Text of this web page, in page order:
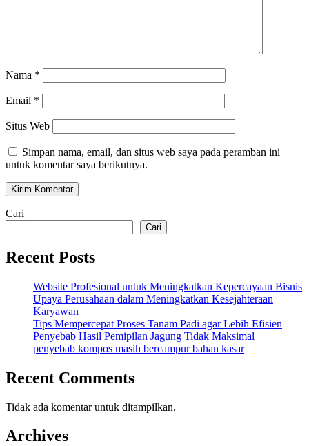
Nama *
Email *
Situs Web
Simpan nama, email, dan situs web saya pada peramban ini
untuk komentar saya berikutnya.
Cari
Cari
Recent Posts
Website Profesional untuk Meningkatkan Kepercayaan Bisnis
Upaya Perusahaan dalam Meningkatkan Kesejahteraan
Karyawan
Tips Mempercepat Proses Tanam Padi agar Lebih Efisien
Penyebab Hasil Pemipilan Jagung Tidak Maksimal
penyebab kompos masih bercampur bahan kasar
Recent Comments
Tidak ada komentar untuk ditampilkan.
Archives